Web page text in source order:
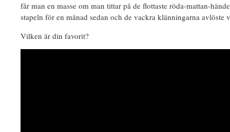
får man en masse om man tittar på de flottaste röda-mattan-
stapeln för en månad sedan och de vackra klänningarna
Vilken är din favorit?